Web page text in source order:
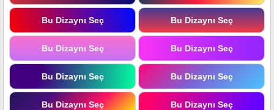
Bu Dizaynı Seç Bu Dizaynı Seç
Bu Dizaynı Seç Bu Dizaynı Seç
Bu Dizaynı Seç Bu Dizaynı Seç
Bu Dizaynı Seç Bu Dizaynı Seç